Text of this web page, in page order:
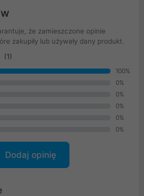
że zamieszczone opinie
zakupiły lub używały dany produkt.
(1)
100%
0%
0%
0%
0%
0%
Dodaj opinię